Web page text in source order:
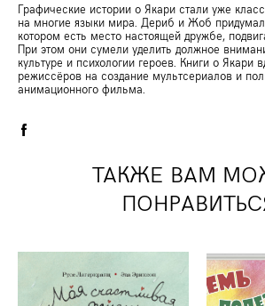
Графические истории о Якари стали уже
на многие языки мира. Дериб и Жоб
котором есть место настоящей дружбе,
При этом они сумели уделить должное
культуре и психологии героев. Книги о Якари
режиссёров на создание мультсериалов и
анимационного фильма.
ТАКЖЕ ВАМ